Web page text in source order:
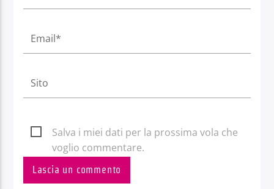
Salva i miei dati per la prossima vola che
voglio commentare.